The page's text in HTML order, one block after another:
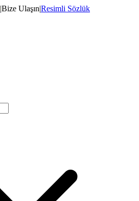
|Bize Ulaşın|Resimli Sözlük